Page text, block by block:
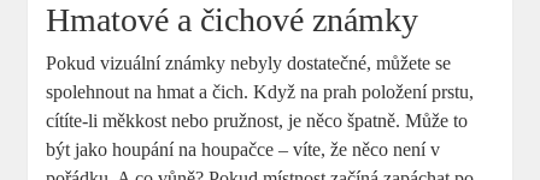
Hmatové a čichové známky
Pokud vizuální známky nebyly dostatečné, můžete se
spolehnout na hmat a čich. Když na prah položení prstu,
cítíte-li měkkost nebo pružnost, je něco špatně. Může to
být jako houpání na houpačce – víte, že něco není v